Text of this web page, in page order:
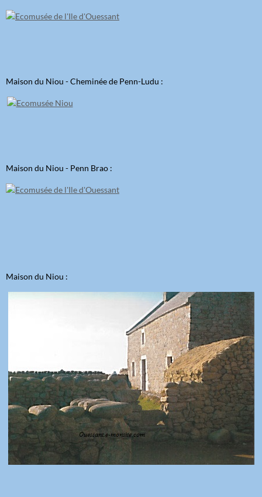
Maison du Niou - Cheminée de Penn-Ludu :
Maison du Niou - Penn Brao :
Maison du Niou :